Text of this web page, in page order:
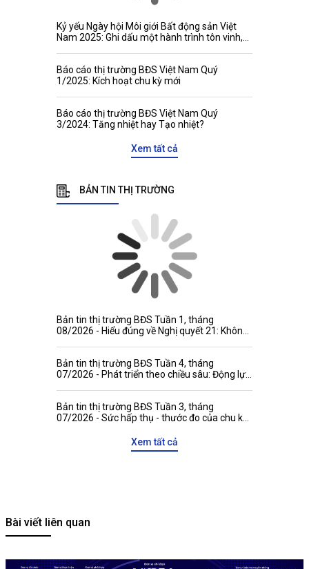
Kỷ yếu Ngày hội Môi giới Bất động sản Việt
Nam 2025: Ghi dấu một hành trình tôn vinh,
Báo cáo thị trường BĐS Việt Nam Quý
1/2025: Kích hoạt chu kỳ mới
Báo cáo thị trường BĐS Việt Nam Quý
3/2024: Tăng nhiệt hay Tạo nhiệt?
Xem tất cả
BẢN TIN THỊ TRƯỜNG
Bản tin thị trường BĐS Tuần 1, tháng
08/2026 - Hiểu đúng về Nghị quyết 21: Không
Bản tin thị trường BĐS Tuần 4, tháng
07/2026 - Phát triển theo chiều sâu: Động lực
Bản tin thị trường BĐS Tuần 3, tháng
07/2026 - Sức hấp thụ - thước đo của chu kỳ
Xem tất cả
Bài viết liên quan